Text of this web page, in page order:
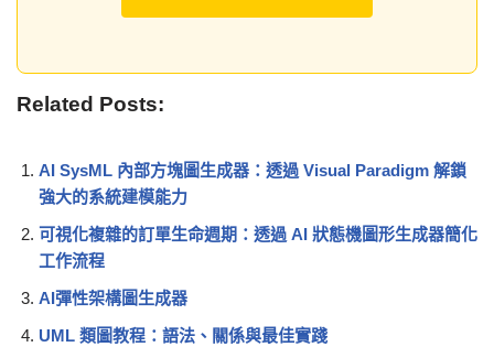
Related Posts:
AI SysML 內部方塊圖生成器：透過 Visual Paradigm 解鎖
強大的系統建模能力
可視化複雜的訂單生命週期：透過 AI 狀態機圖形生成器簡化
工作流程
AI彈性架構圖生成器
UML 類圖教程：語法、關係與最佳實踐